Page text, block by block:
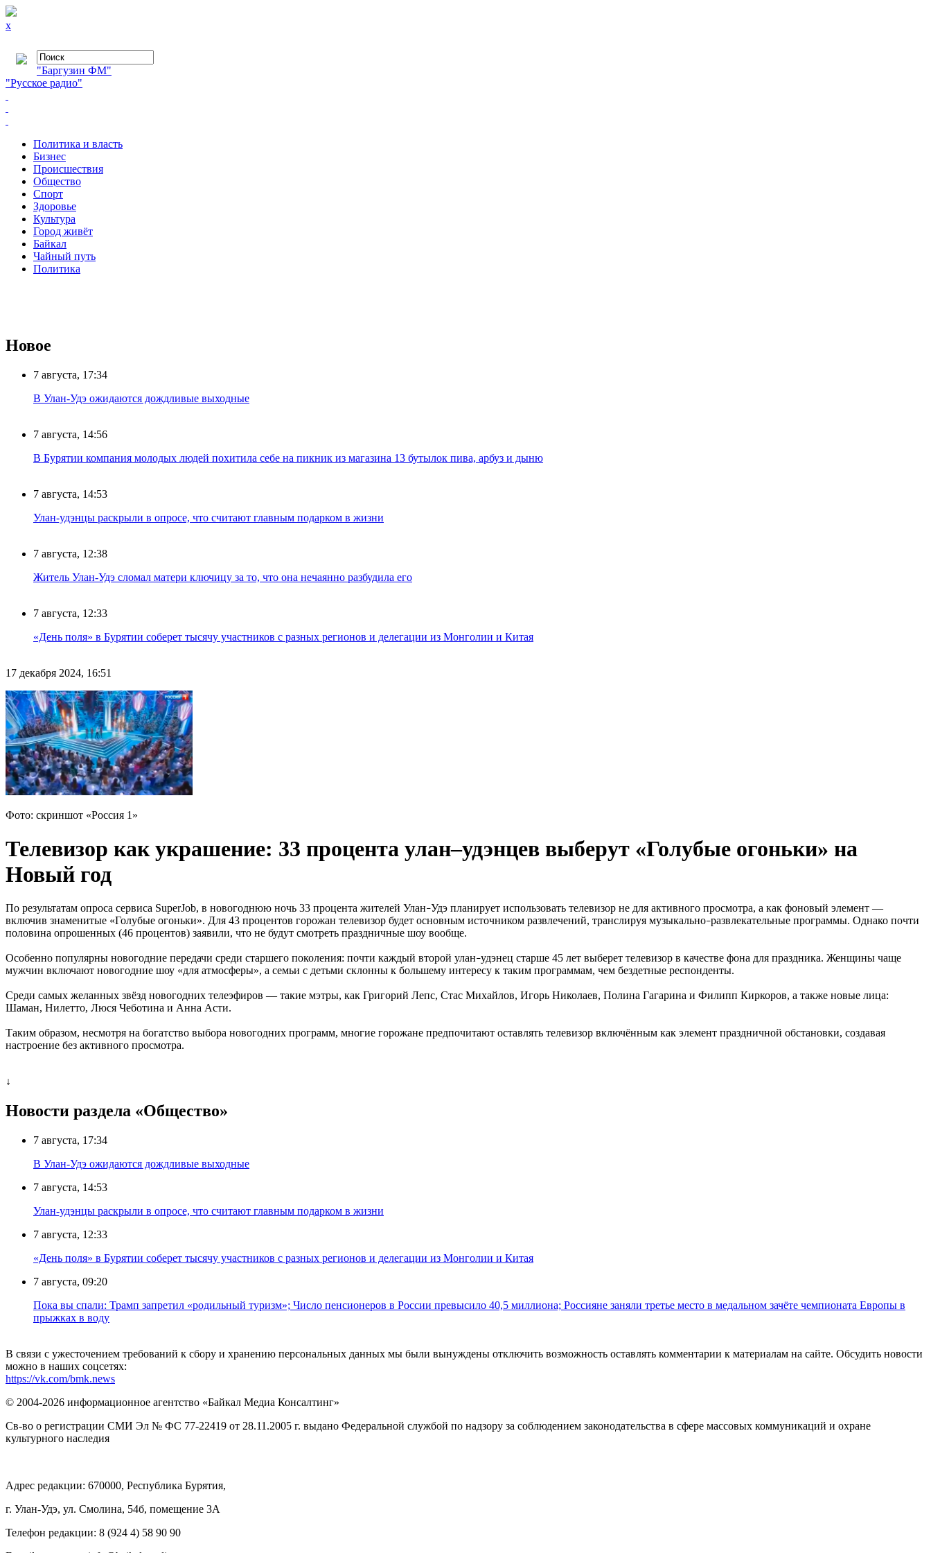
x
"Баргузин ФМ"
"Русское радио"
Политика и власть
Бизнес
Происшествия
Общество
Cпорт
Здоровье
Культура
Город живёт
Байкал
Чайный путь
Политика
Новое
7 августа, 17:34
В Улан-Удэ ожидаются дождливые выходные
7 августа, 14:56
В Бурятии компания молодых людей похитила себе на пикник из магазина 13 бутылок пива, арбуз и дыню
7 августа, 14:53
Улан-удэнцы раскрыли в опросе, что считают главным подарком в жизни
7 августа, 12:38
Житель Улан-Удэ сломал матери ключицу за то, что она нечаянно разбудила его
7 августа, 12:33
«День поля» в Бурятии соберет тысячу участников с разных регионов и делегации из Монголии и Китая
17 декабря 2024, 16:51
Фото: скриншот «Россия 1»
Телевизор как украшение: 33 процента улан–удэнцев выберут «Голубые огоньки» на
Новый год
По результатам опроса сервиса SuperJob, в новогоднюю ночь 33 процента жителей Улан–Удэ планирует использовать телевизор не для активного просмотра, а как фоновый элемент —
включив знаменитые «Голубые огоньки». Для 43 процентов горожан телевизор будет основным источником развлечений, транслируя музыкально–развлекательные программы. Однако почти
половина опрошенных (46 процентов) заявили, что не будут смотреть праздничные шоу вообще.
Особенно популярны новогодние передачи среди старшего поколения: почти каждый второй улан–удэнец старше 45 лет выберет телевизор в качестве фона для праздника. Женщины чаще
мужчин включают новогодние шоу «для атмосферы», а семьи с детьми склонны к большему интересу к таким программам, чем бездетные респонденты.
Среди самых желанных звёзд новогодних телеэфиров — такие мэтры, как Григорий Лепс, Стас Михайлов, Игорь Николаев, Полина Гагарина и Филипп Киркоров, а также новые лица:
Шаман, Нилетто, Люся Чеботина и Анна Асти.
Таким образом, несмотря на богатство выбора новогодних программ, многие горожане предпочитают оставлять телевизор включённым как элемент праздничной обстановки, создавая
настроение без активного просмотра.
↓
Новости раздела «Общество»
7 августа, 17:34
В Улан-Удэ ожидаются дождливые выходные
7 августа, 14:53
Улан-удэнцы раскрыли в опросе, что считают главным подарком в жизни
7 августа, 12:33
«День поля» в Бурятии соберет тысячу участников с разных регионов и делегации из Монголии и Китая
7 августа, 09:20
Пока вы спали: Трамп запретил «родильный туризм»; Число пенсионеров в России превысило 40,5 миллиона; Россияне заняли третье место в медальном зачёте чемпионата Европы в
прыжках в воду
В связи с ужесточением требований к сбору и хранению персональных данных мы были вынуждены отключить возможность оставлять комментарии к материалам на сайте. Обсудить новости
можно в наших соцсетях:
https://vk.com/bmk.news
© 2004-2026 информационное агентство «Байкал Медиа Консалтинг»
Св-во о регистрации СМИ Эл № ФС 77-22419 от 28.11.2005 г. выдано Федеральной службой по надзору за соблюдением законодательства в сфере массовых коммуникаций и охране
культурного наследия
Адрес редакции: 670000, Республика Бурятия,
г. Улан-Удэ, ул. Смолина, 54б, помещение 3А
Телефон редакции: ‎‎8 (924 4) 58 90 90